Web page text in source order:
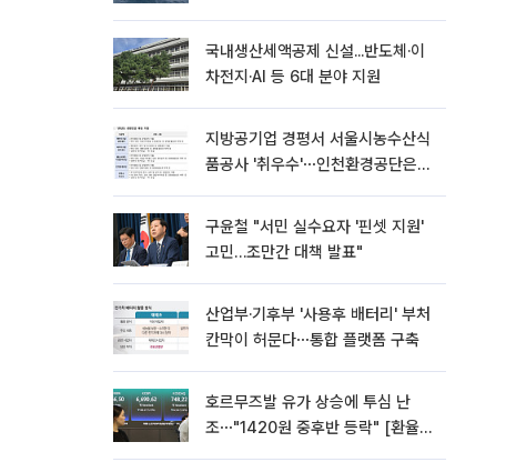
국내생산세액공제 신설...반도체·이
차전지·AI 등 6대 분야 지원
지방공기업 경평서 서울시농수산식
품공사 '취우수'⋯인천환경공단은
구윤철 "서민 실수요자 '핀셋 지원'
고민…조만간 대책 발표"
산업부·기후부 '사용후 배터리' 부처
칸막이 허문다⋯통합 플랫폼 구축
호르무즈발 유가 상승에 투심 난
조⋯"1420원 중후반 등락" [환율전